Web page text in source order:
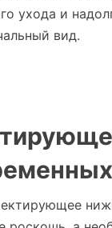
ухода и
вид.